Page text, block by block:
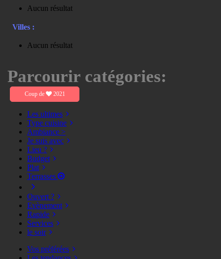
Aucun résultat
Villes :
Aucun résultat
Parcourir catégories:
Coup de 2021
Les ultimes
Type cuisine
Ambiance >
Je suis avec
Lieu ?
Budget
Plat
Terrasses
Ouvert ?
Evènement
Rapide
Services
le soir
Vos préférées